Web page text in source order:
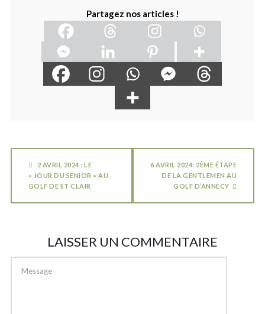
Partagez nos articles !
2 AVRIL 2024 : LE
« JOUR DU SENIOR » AU
GOLF DE ST CLAIR
6 AVRIL 2024: 2ÈME ÉTAPE
DE LA GENTLEMEN AU
GOLF D’ANNECY
LAISSER UN COMMENTAIRE